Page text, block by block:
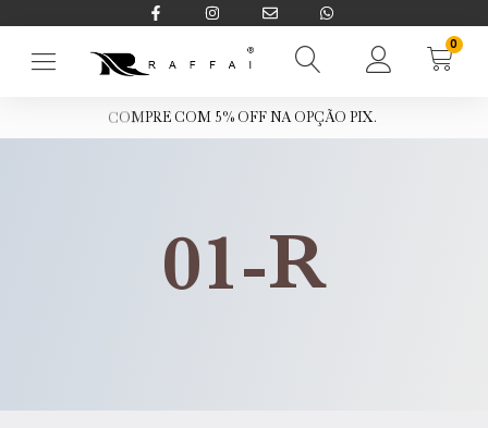
0
C OM 5% OFF NA OPÇÃO PIX.
01-R